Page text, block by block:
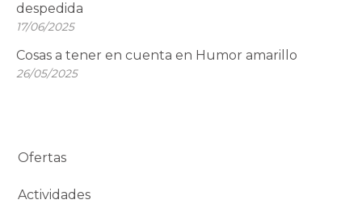
despedida
17/06/2025
Cosas a tener en cuenta en Humor amarillo
26/05/2025
Ofertas
Actividades